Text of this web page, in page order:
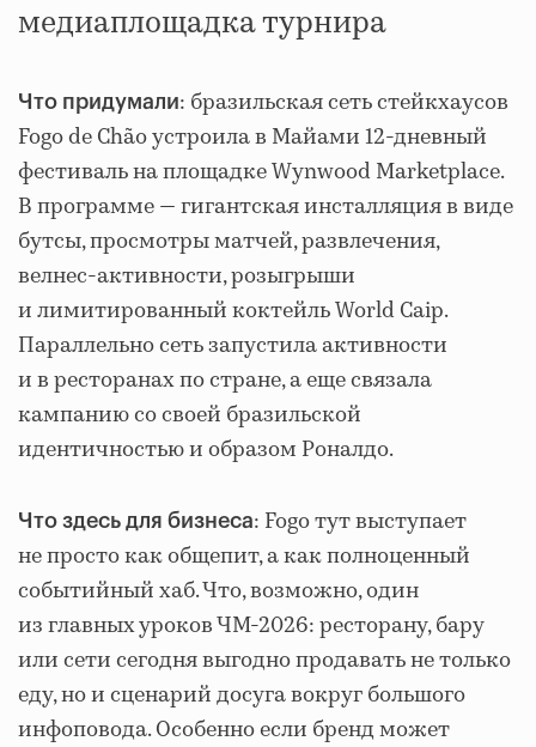
медиаплощадка турнира
Что придумали: бразильская сеть стейкхаусов
Fogo de Chão устроила в Майами 12-дневный
фестиваль на площадке Wynwood Marketplace.
В программе — гигантская инсталляция в виде
бутсы, просмотры матчей, развлечения,
велнес-активности, розыгрыши
и лимитированный коктейль World Caip.
Параллельно сеть запустила активности
и в ресторанах по стране, а еще связала
кампанию со своей бразильской
идентичностью и образом Роналдо.
Что здесь для бизнеса: Fogo тут выступает
не просто как общепит, а как полноценный
событийный хаб. Что, возможно, один
из главных уроков ЧМ-2026: ресторану, бару
или сети сегодня выгодно продавать не только
еду, но и сценарий досуга вокруг большого
инфоповода. Особенно если бренд может